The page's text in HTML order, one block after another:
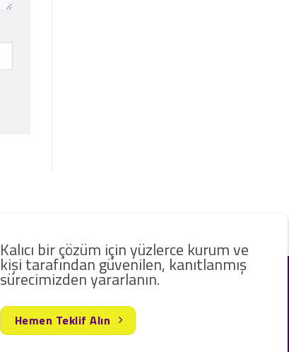
Kalıcı bir çözüm için yüzlerce kurum ve
kişi tarafından güvenilen, kanıtlanmış
sürecimizden yararlanın.
Hemen Teklif Alın